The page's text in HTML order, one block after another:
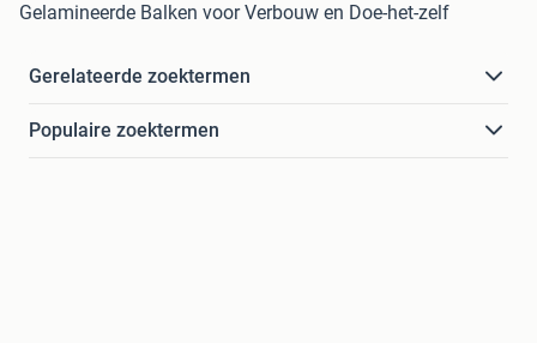
Gelamineerde Balken voor Verbouw en Doe-het-zelf
Gerelateerde zoektermen
Populaire zoektermen